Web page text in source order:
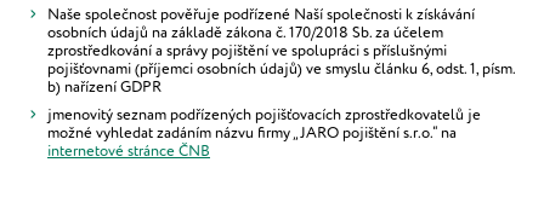
Naše společnost pověřuje podřízené Naší společnosti k získávání
osobních údajů na základě zákona č. 170/2018 Sb. za účelem
zprostředkování a správy pojištění ve spolupráci s příslušnými
pojišťovnami (příjemci osobních údajů) ve smyslu článku 6, odst. 1, písm.
b) nařízení GDPR
jmenovitý seznam podřízených pojišťovacích zprostředkovatelů je
možné vyhledat zadáním názvu firmy „JARO pojištění s.r.o.“ na
internetové stránce ČNB